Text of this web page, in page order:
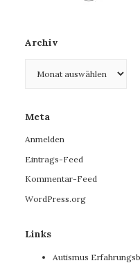
Archiv
Meta
Anmelden
Eintrags-Feed
Kommentar-Feed
WordPress.org
Links
Autismus